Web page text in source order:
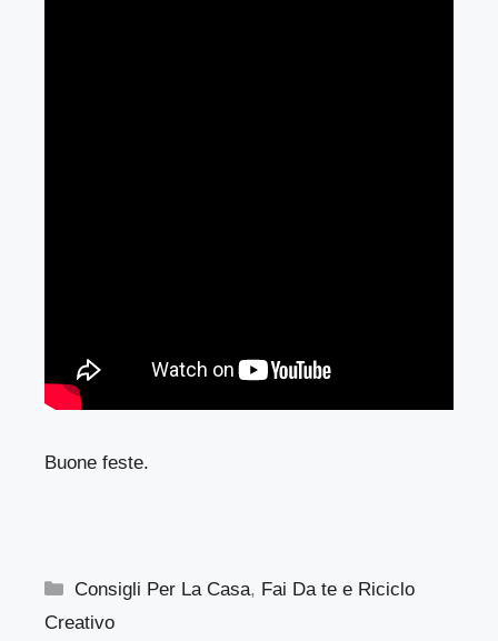
Buone feste.
Categorie
Consigli Per La Casa, Fai Da te e Riciclo
Creativo